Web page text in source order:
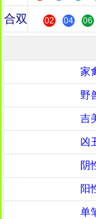
合双 02 04 06
家
野
吉
凶
阴
阳
单